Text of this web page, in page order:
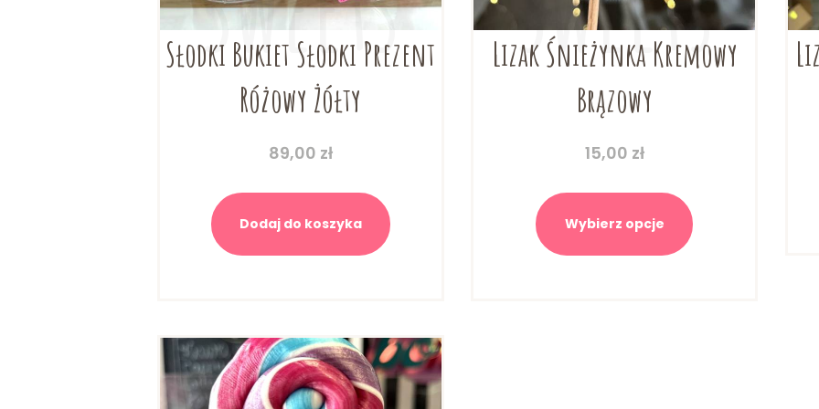
Słodki Bukiet Słodki Prezent
Różowy Żółty
89,00 zł
Dodaj do koszyka
Lizak Śnieżynka Kremowy
Brązowy
15,00 zł
Wybierz opcje
produkt